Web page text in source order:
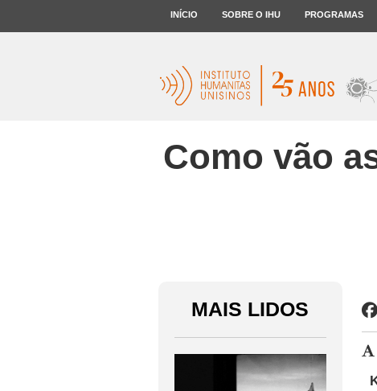
INÍCIO SOBRE O IHU PROGRAMAS
Como vão
MAIS LIDOS